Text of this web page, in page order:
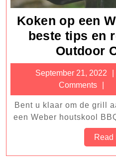
Koken op een
beste tips en
Outdoor
September 21, 2022
Comments
Bent u klaar om de grill aan te steken? Koken op
een Weber houtskool
Read